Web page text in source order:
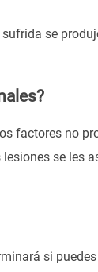
se
factores no
se les
si